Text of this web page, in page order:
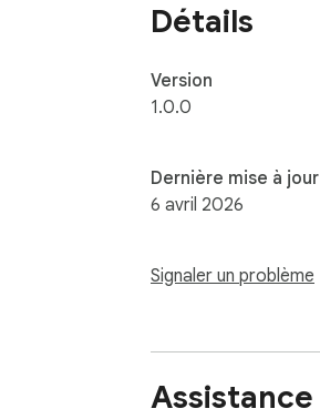
Détails
Version
1.0.0
Dernière mise à jour
6 avril 2026
Signaler un problème
Assistance